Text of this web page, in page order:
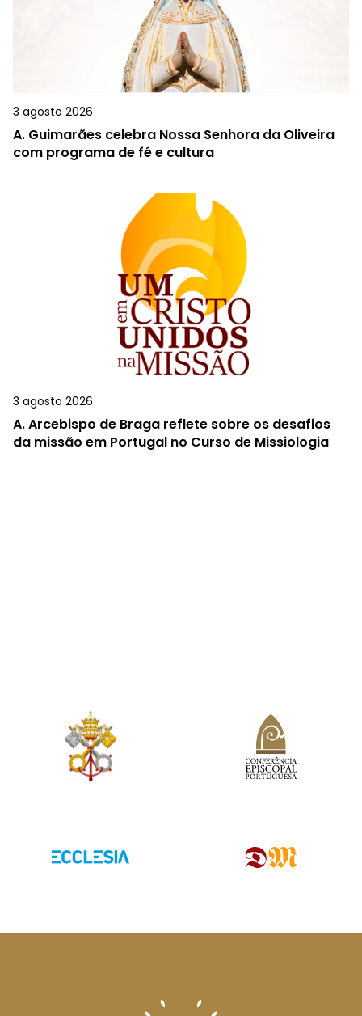
3 agosto 2026
A. Guimarães celebra Nossa Senhora da Oliveira
com programa de fé e cultura
3 agosto 2026
A.Arcebispo de Braga reflete sobre os desafios
da missão em Portugal no Curso de Missiologia